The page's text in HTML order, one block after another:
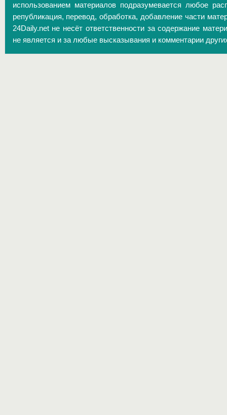
использованием материалов подразумевается любое
републикация, перевод, обработка, добавление части
24Daily.net не несёт ответственности за содержание
не является и за любые высказывания и комментарии